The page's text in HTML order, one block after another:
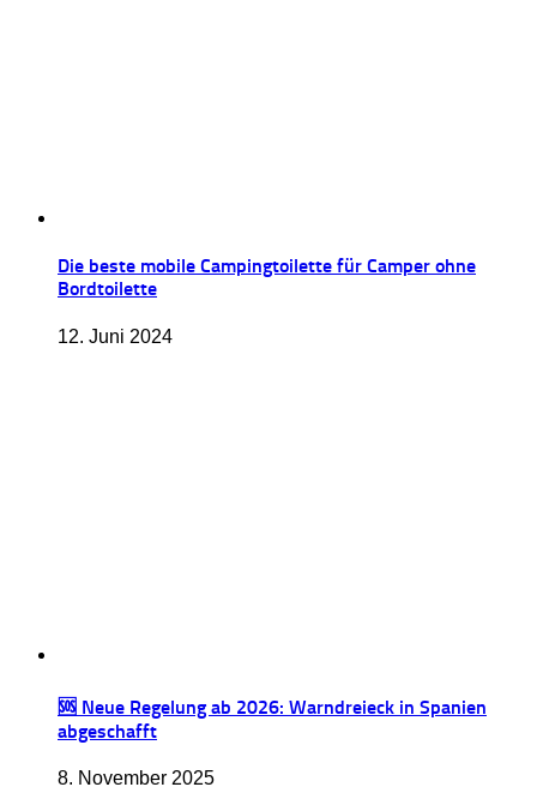
Die beste mobile Campingtoilette für Camper ohne
Bordtoilette
12. Juni 2024
🆘 Neue Regelung ab 2026: Warndreieck in Spanien
abgeschafft
8. November 2025